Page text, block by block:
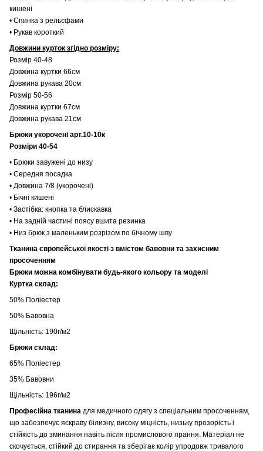
кишені
• Спинка з рельєфами
• Рукав короткий
Довжини курток згідно розміру:
Розмір 40-48
Довжина куртки 66см
Довжина рукава 20см
Розмір 50-56
Довжина куртки 67см
Довжина рукава 21см
Брюки укорочені арт.10-10к
Розміри 40-54
• Брюки завужені до низу
• Середня посадка
• Довжина 7/8 (укорочені)
• Бічні кишені
• Застібка: кнопка та блискавка
• На задній частині поясу вшита резинка
• Низ брюк з маленьким розрізом по бічному шву
Тканина європейської якості з вмістом бавовни та захисним
просоченням
Брюки можна комбінувати будь-якого кольору та моделі
Куртка склад:
50% Поліестер
50% Бавовна
Щільність: 190г/м2
Брюки склад:
65% Поліестер
35% Бавовни
Щільність: 196г/м2
Професійна тканина для медичного одягу з спеціальним просоченням,
що забезпечує яскраву білизну, високу міцність, низьку прозорість і
стійкість до зминання навіть після промислового прання. Матеріал не
скочується, стійкий до стирання та зберігає колір упродовж тривалого